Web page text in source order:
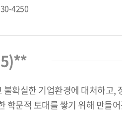
4250
확실한 기업환경에 대처하고
학문적 토대를 쌓기 위해 만들